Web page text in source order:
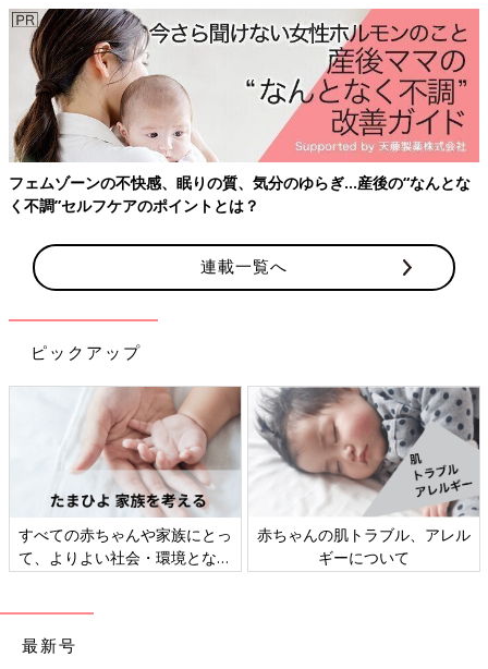
対戦ゲームだったり、協力して何か作っていくゲームだったり、
3人がコミュニケーション取りながら喧嘩をしながら（笑）、一
緒に遊んでいる姿は、そんなに悪いものでもないんじゃないかし
ら？？と思うのです。
そうやって罪悪感を和らげて、その間に家事！仕事！！と用事を
済ませていくのでした☆
[三つ子まみれな毎日＃110] 三つ子と喧
こんにちは！宮瀬とまとです。 2012年産まれ
の三つ子のお母さんをしてます！ 三つ子たちと
だけでした（泣） GW明けからの自宅学習が始
まったらそれはそれはハードな生活のスタート
なのでした…。 外にも行けず、そして大好きな
お友達とも会えず。ずっと家にいて毎日勉強だ
と私と三つ子のストレスもだんだん溜まってき
ます…。
「三つ子まみれな毎日」今までのお話はこちら
[宮瀬とまと]
2012年産まれ三つ子のお母さん。
まさかの初妊娠で三つ子！夫は単身赴任でワンオペ！手も足りな
い目も足りないおっぱいも足りない！さあどうしよう！
まわりに助けてもらいながらなんとか三つ子育児中☆
Twitter
@mitsugobiyori
フェムゾーンの不快感、眠りの質、気分のゆらぎ…産後の“なんとな
く不調”セルフケアのポイントとは？
連載一覧へ
ピックアップ
すべての赤ちゃんや家族にとっ
て、よりよい社会・環境となる
赤ちゃんの肌トラブル、アレル
ギーについて
最新号